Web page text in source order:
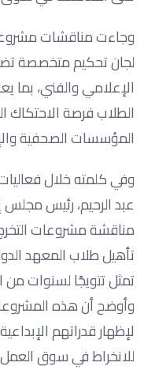
وجاءت مناقشات
لجان تحكيم متخصصة
الإعلامي والفني، بما
الطلاب فرصة الاحتكاك
المؤسسات الصحفية
وفي كلمته خلال
عبد الرحيم، رئيس مجلس
مناقشة مشروعات
تأهيل طلاب المعهد
تمثل تتويجًا لسنوات من
وأوضح أن هذه
لإظهار قدراتهم
للانخراط في سوق